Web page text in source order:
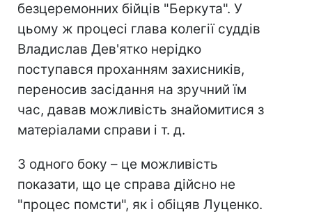
безцеремонних бійців "Беркута". У
цьому ж процесі глава колегії суддів
Владислав Дев'ятко нерідко
поступався проханням захисників,
переносив засідання на зручний їм
час, давав можливість знайомитися з
матеріалами справи і т. д.
З одного боку – це можливість
показати, що це справа дійсно не
"процес помсти", як і обіцяв Луценко.